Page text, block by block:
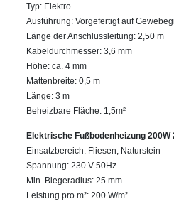
Typ: Elektro
Ausführung: Vorgefertigt auf
Länge der Anschlussleitung: 2,50 m
Kabeldurchmesser: 3,6 mm
Höhe: ca. 4 mm
Mattenbreite: 0,5 m
Länge: 3 m
Beheizbare Fläche: 1,5m²
Elektrische Fußbodenheizung 200W
Einsatzbereich: Fliesen, Naturstein
Spannung: 230 V 50Hz
Min. Biegeradius: 25 mm
Leistung pro m²: 200 W/m²